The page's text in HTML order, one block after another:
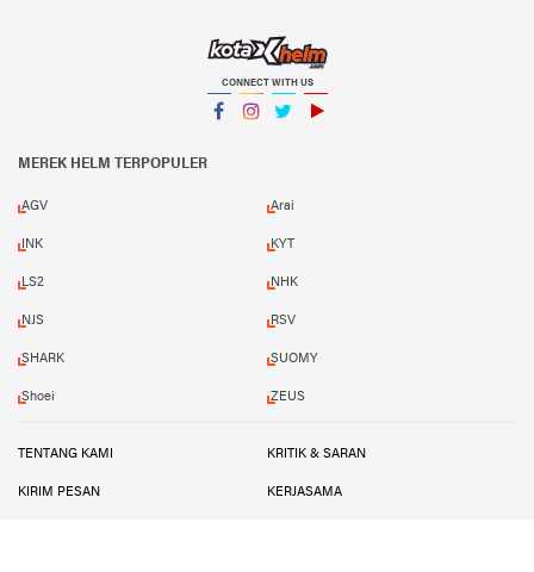
CONNECT WITH US
MEREK HELM TERPOPULER
AGV Arai
INK KYT
LS2 NHK
NJS RSV
SHARK SUOMY
Shoei ZEUS
TENTANG KAMI KRITIK & SARAN
KIRIM PESAN KERJASAMA